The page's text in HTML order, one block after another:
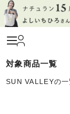
SUN VALLEYの一